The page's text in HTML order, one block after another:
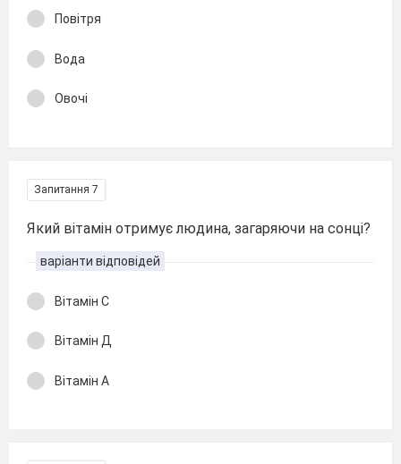
Повітря
Вода
Овочі
Запитання 7
Який вітамін отримує людина, загаряючи на сонці?
варіанти відповідей
Вітамін С
Вітамін Д
Вітамін А